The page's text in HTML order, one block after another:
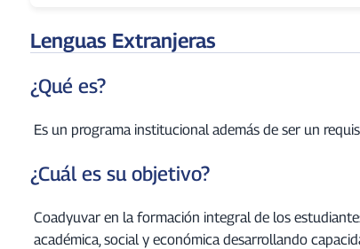
Lenguas Extranjeras
¿Qué es?
Es un programa institucional además de ser un
¿Cuál es su objetivo?
Coadyuvar en la formación integral de los
académica, social y económica desarrollando